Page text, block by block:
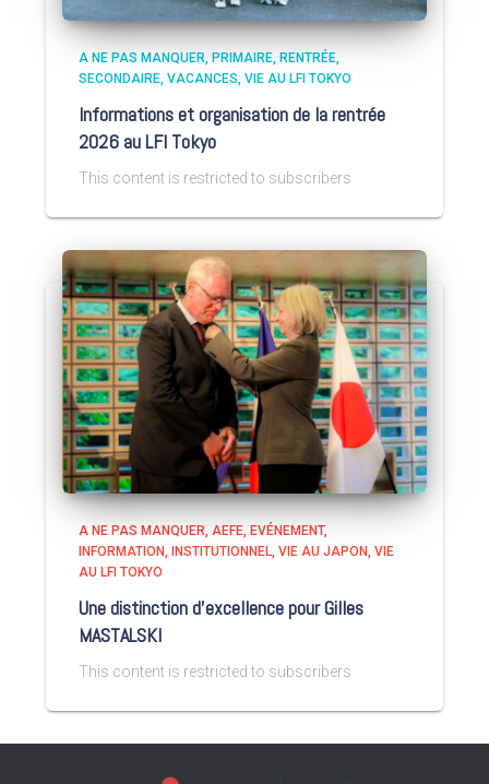
A NE PAS MANQUER PRIMAIRE RENTRÉE
SECONDAIRE VACANCES VIE AU LFI TOKYO
Informations et organisation de la rentrée
2026 au LFI Tokyo
This content is restricted to subscribers
A NE PAS MANQUER AEFE EVÉNEMENT
INFORMATION
INSTITUTIONNEL VIE AU JAPON VIE
AU LFI TOKYO
Une distinction d’excellence pour Gilles
MASTALSKI
This content is restricted to subscribers